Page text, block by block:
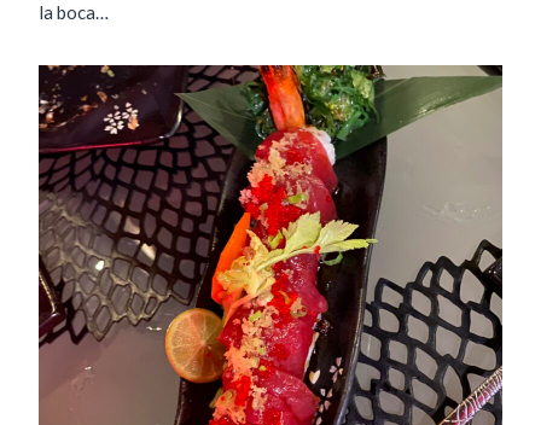
la boca…